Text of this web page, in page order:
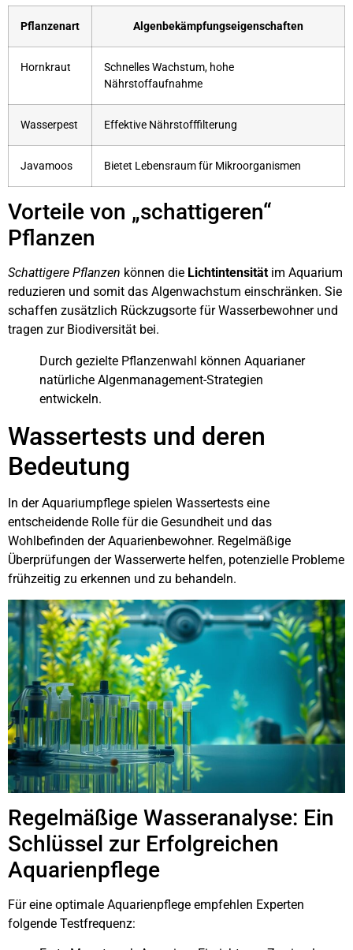
Pflanzenart Algenbekämpfungseigenschaften
Hornkraut
Schnelles Wachstum, hohe
Nährstoffaufnahme
Wasserpest Effektive Nährstofffilterung
Javamoos Bietet Lebensraum für Mikroorganismen
Vorteile von „schattigeren“
Pflanzen
Schattigere Pflanzen können die Lichtintensität im Aquarium
reduzieren und somit das Algenwachstum einschränken. Sie
schaffen zusätzlich Rückzugsorte für Wasserbewohner und
tragen zur Biodiversität bei.
Durch gezielte Pflanzenwahl können Aquarianer
natürliche Algenmanagement-Strategien
entwickeln.
Wassertests und deren
Bedeutung
In der Aquariumpflege spielen Wassertests eine
entscheidende Rolle für die Gesundheit und das
Wohlbefinden der Aquarienbewohner. Regelmäßige
Überprüfungen der Wasserwerte helfen, potenzielle Probleme
frühzeitig zu erkennen und zu behandeln.
Regelmäßige Wasseranalyse: Ein
Schlüssel zur Erfolgreichen
Aquarienpflege
Für eine optimale Aquarienpflege empfehlen Experten
folgende Testfrequenz: